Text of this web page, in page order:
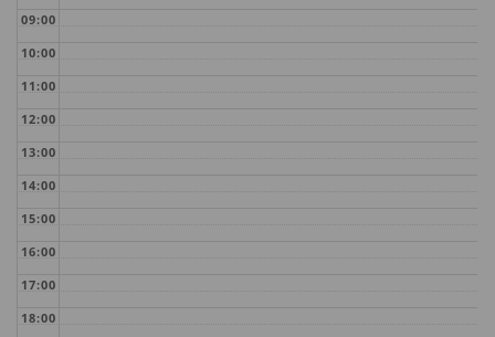
09:00
10:00
11:00
12:00
13:00
14:00
15:00
16:00
17:00
18:00